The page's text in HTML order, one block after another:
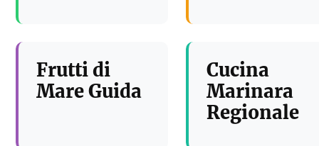
Frutti di
Mare Guida
Cucina
Marinara
Regionale